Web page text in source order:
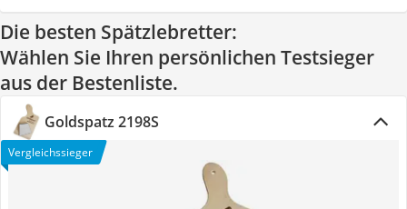
Die besten Spätzlebretter:
Wählen Sie Ihren persönlichen Testsieger
aus der Bestenliste.
Goldspatz 2198S
Vergleichssieger